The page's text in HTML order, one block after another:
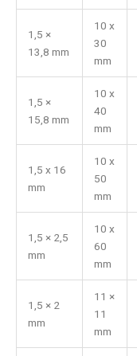
1,5 ×
13,8 mm
10 x
30
mm
1,5 ×
15,8 mm
10 x
40
mm
1,5 x 16
mm
10 x
50
mm
1,5 × 2,5
mm
10 x
60
mm
1,5 × 2
mm
11 ×
11
mm